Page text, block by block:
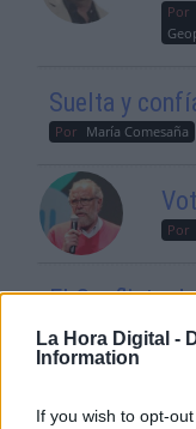
La Hora Digital -
Information
If you wish to opt-
Por
Suelta y
Por María Comesaña
Por
El Conflicto
Un Nuevo
en